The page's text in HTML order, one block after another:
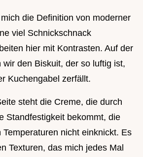
die Definition von moderner
viel Schnickschnack
hier mit Kontrasten. Auf der
den Biskuit, der so luftig ist,
Kuchengabel zerfällt.
steht die Creme, die durch
Standfestigkeit bekommt, die
nicht einknickt. Es
Texturen, das mich jedes Mal